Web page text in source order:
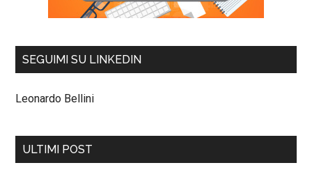
SEGUIMI SU LINKEDIN
Leonardo Bellini
ULTIMI POST